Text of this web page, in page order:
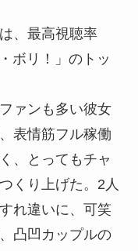
、最高視聴率
ボリ！」のトッ
ァンも多い彼女
表情筋フル稼働
、とってもチャ
くり上げた。2人
れ違いに、可笑
凸凹カップルの